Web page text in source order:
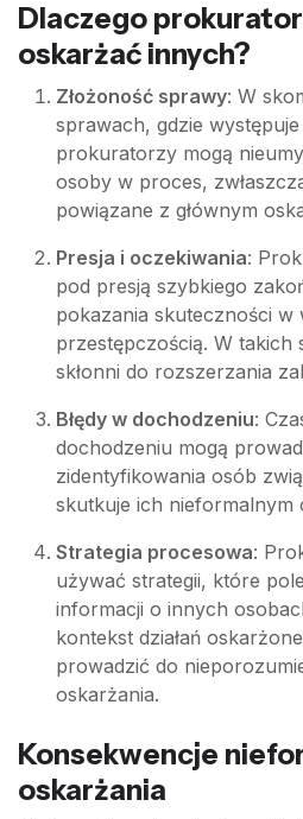
Dlaczego
oskarżać innych?
Złożoność sprawy: W
sprawach, gdzie
prokuratorzy mogą
osoby w proces,
powiązane z głównym
Presja i oczekiwania:
pod presją szybkiego
pokazania skuteczności w
przestępczością. W takich
skłonni do rozszerzania
Błędy w dochodzeniu:
dochodzeniu mogą
zidentyfikowania osób
skutkuje ich nieformalnym
Strategia procesowa:
używać strategii, które
informacji o innych
kontekst działań
prowadzić do
oskarżania.
Konsekwencje
oskarżania